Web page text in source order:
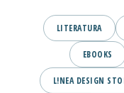
LITERATURA
EBOOKS
L!NEA DESIGN